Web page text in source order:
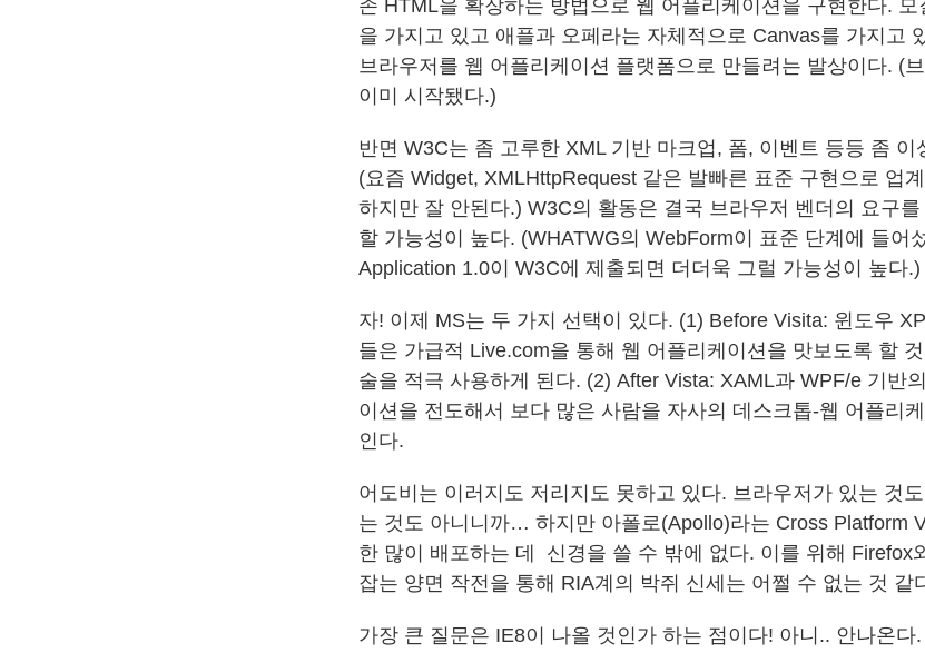
존 HTML을 확장하는 방법으로 웹 어플리케이션을 구현한다.
을 가지고 있고 애플과 오페라는 자체적으로 Canvas를 가지고
브라우저를 웹 어플리케이션 플랫폼으로 만들려는 발상이다. (
이미 시작됐다.)
반면 W3C는 좀 고루한 XML 기반 마크업, 폼, 이벤트 등등 좀 이
(요즘 Widget, XMLHttpRequest 같은 발빠른 표준 구현으로 업
하지만 잘 안된다.) W3C의 활동은 결국 브라우저 벤더의 요구
할 가능성이 높다. (WHATWG의 WebForm이 표준 단계에 들어
Application 1.0이 W3C에 제출되면 더더욱 그럴 가능성이 높다.)
자! 이제 MS는 두 가지 선택이 있다. (1) Before Visita: 윈도우
들은 가급적 Live.com을 통해 웹 어플리케이션을 맛보도록 할
술을 적극 사용하게 된다. (2) After Vista: XAML과 WPF/e 기반
이션을 전도해서 보다 많은 사람을 자사의 데스크톱-웹 어플리
인다.
어도비는 이러지도 저리지도 못하고 있다. 브라우저가 있는 것
는 것도 아니니까… 하지만 아폴로(Apollo)라는 Cross Platform
한 많이 배포하는 데 신경을 쓸 수 밖에 없다. 이를 위해 Firefox
잡는 양면 작전을 통해 RIA계의 박쥐 신세는 어쩔 수 없는 것 같
가장 큰 질문은 IE8이 나올 것인가 하는 점이다! 아니.. 안나온다.